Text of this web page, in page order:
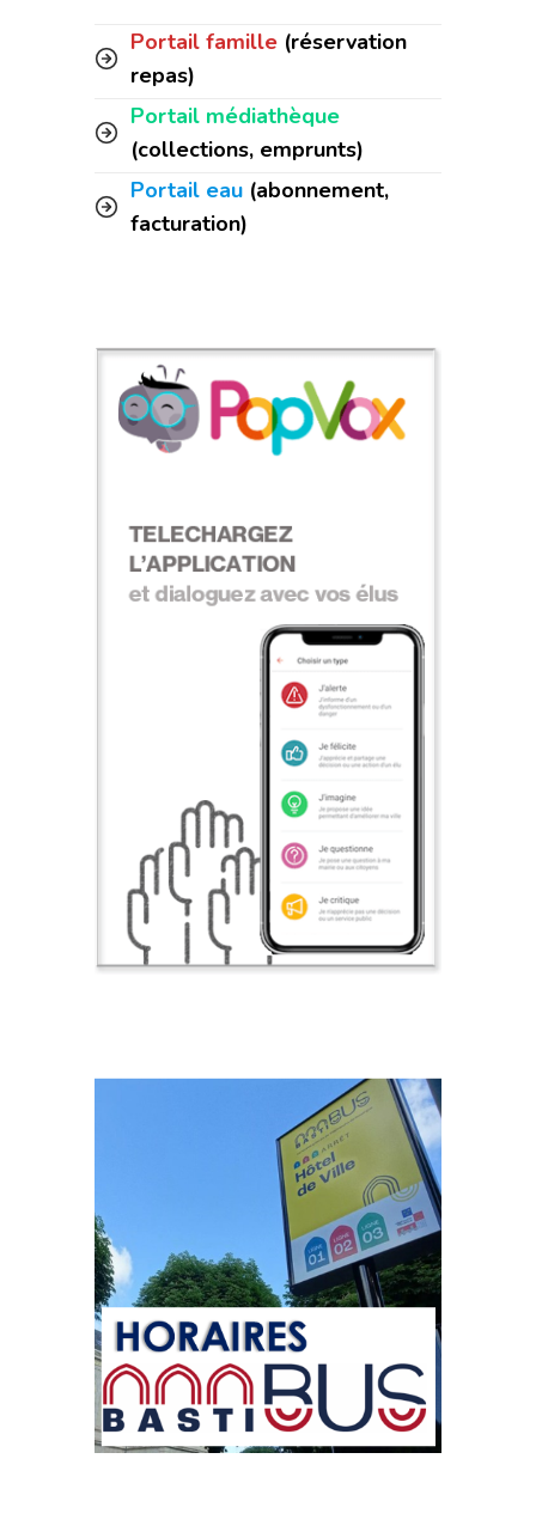
Portail famille (réservation
repas)
Portail médiathèque
(collections, emprunts)
Portail eau (abonnement,
facturation)